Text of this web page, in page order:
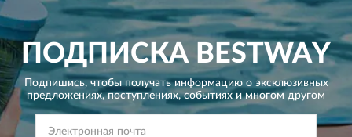
ПОДПИСКАBESTWAY
Подпишись, чтобы получать информацию о эксклюзивных
предложениях,поступлениях, событиях и многом другом